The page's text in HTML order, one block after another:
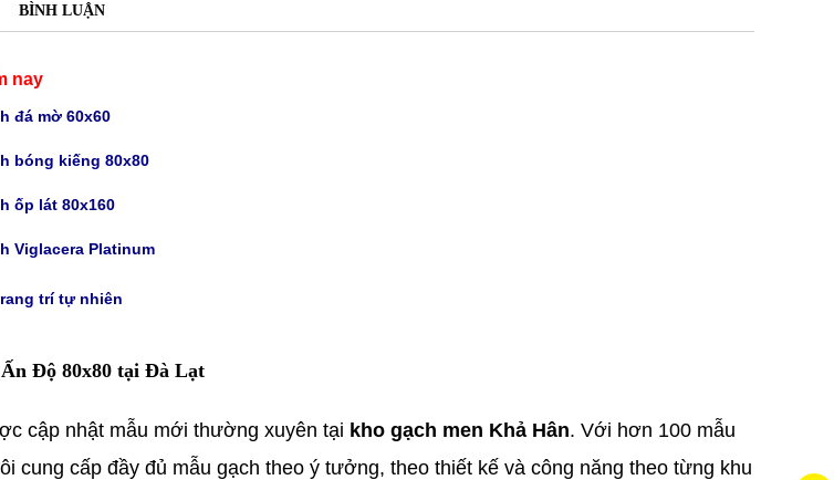
BÌNH LUẬN
nay
đá mờ 60x60
bóng kiếng 80x80
ốp lát 80x160
Viglacera Platinum
trí tự nhiên
Độ 80x80 tại Đà Lạt
cập nhật mẫu mới thường xuyên tại kho gạch men Khả Hân. Với hơn 100 mẫu
cung cấp đầy đủ mẫu gạch theo ý tưởng, theo thiết kế và công năng theo từng khu